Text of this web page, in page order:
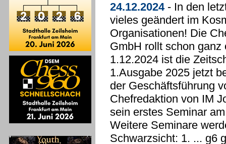
24.12.2024- In den
vieles geändert im
Organisationen! Die
GmbH rollt schon
1.12.2024 ist die
1.Ausgabe 2025 jetzt
der Geschäftsführung
Chefredaktion von IM
sein erstes Seminar
Weitere Seminare
Schwarzsicht: 1. ... g6